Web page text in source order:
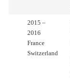
2015 –
2016
France
Switzerland